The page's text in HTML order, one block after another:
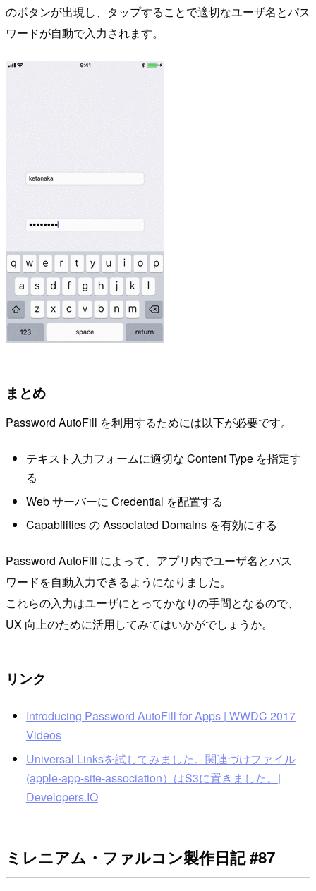
のボタンが出現し、タップすることで適切なユーザ名とパス
ワードが自動で入力されます。
まとめ
Password AutoFill を利用するためには以下が必要です。
テキスト入力フォームに適切な Content Type を指定す
る
Web サーバーに Credential を配置する
Capabilities の Associated Domains を有効にする
Password AutoFill によって、アプリ内でユーザ名とパス
ワードを自動入力できるようになりました。
これらの入力はユーザにとってかなりの手間となるので、
UX 向上のために活用してみてはいかがでしょうか。
リンク
Introducing Password AutoFill for Apps | WWDC 2017
Videos
Universal Linksを試してみました。関連づけファイル
(apple-app-site-association）はS3に置きました。|
Developers.IO
ミレニアム・ファルコン製作日記 #87